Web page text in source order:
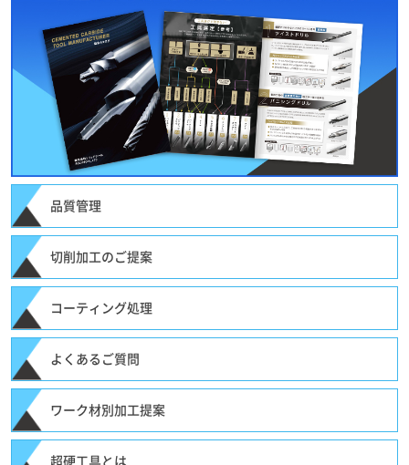
品質管理
切削加工のご提案
コーティング処理
よくあるご質問
ワーク材別加工提案
超硬工具とは